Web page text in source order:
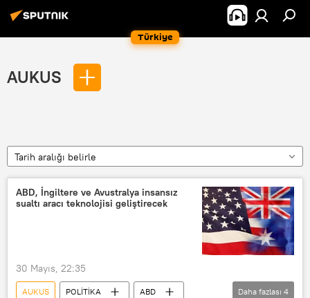
Türkiye
AUKUS
Tarih aralığı belirle
ABD, İngiltere ve Avustralya insansız
sualtı aracı teknolojisi geliştirecek
30 Mayıs, 22:35
AUKUS POLİTİKA
ABD
Daha fazlası 4